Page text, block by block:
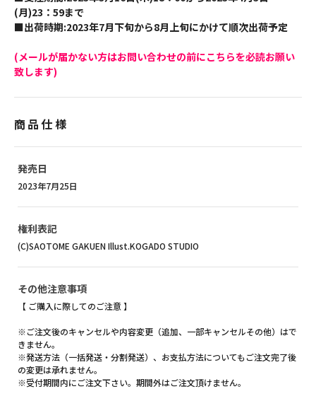
(月)23：59まで
■出荷時期:2023年7月下旬から8月上旬にかけて順次出荷予定
(メールが届かない方はお問い合わせの前にこちらを必読お願い
致します)
商品仕様
発売日
2023年7月25日
権利表記
(C)SAOTOME GAKUEN Illust.KOGADO STUDIO
その他注意事項
【 ご購入に際してのご注意 】
※ご注文後のキャンセルや内容変更（追加、一部キャンセルその他）はで
きません。
※発送方法（一括発送・分割発送）、お支払方法についてもご注文完了後
の変更は承れません。
※受付期間内にご注文下さい。期間外はご注文頂けません。